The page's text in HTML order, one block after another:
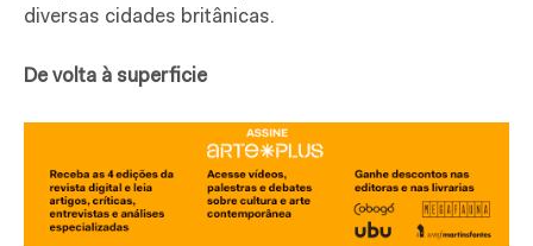
diversas cidades britânicas.
De volta à superficie